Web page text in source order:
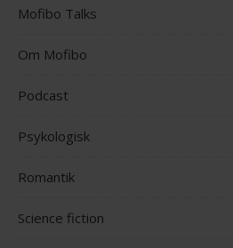
Mofibo Talks
Om Mofibo
Podcast
Psykologisk
Romantik
Science fiction